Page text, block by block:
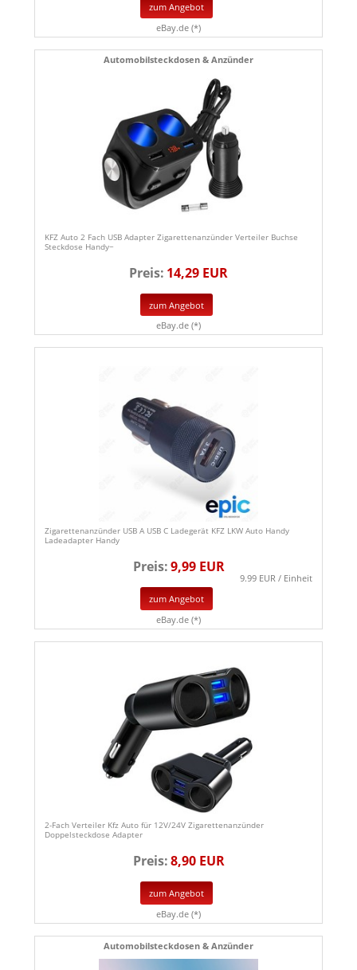
zum Angebot
eBay.de (*)
Automobilsteckdosen & Anzünder
KFZ Auto 2 Fach USB Adapter Zigarettenanzünder Verteiler Buchse
Steckdose Handy~
Preis: 14,29 EUR
zum Angebot
eBay.de (*)
Zigarettenanzünder USB A USB C Ladegerät KFZ LKW Auto Handy
Ladeadapter Handy
Preis:9,99 EUR
9.99 EUR / Einheit
zum Angebot
eBay.de (*)
2-Fach Verteiler Kfz Auto für 12V/24V Zigarettenanzünder
Doppelsteckdose Adapter
Preis:8,90 EUR
zum Angebot
eBay.de (*)
Automobilsteckdosen & Anzünder